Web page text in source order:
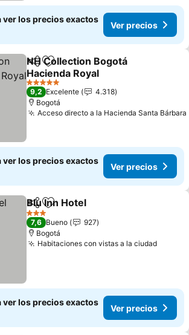
ver los precios exactos
Ver precios
CompartirAgregar a favoritos
NH Collection Bogotá
Hacienda Royal
Ver precios
5 Estrellas
9,2 Excelente
4.318
Bogotá
Acceso directo a la Hacienda Santa Bárbara
ver los precios exactos
Ver precios
CompartirAgregar a favoritos
Blu Inn Hotel
3 Estrellas
7,6 Bueno
927
Bogotá
Habitaciones con vistas a la ciudadVer
ver los precios exactos
Ver precios